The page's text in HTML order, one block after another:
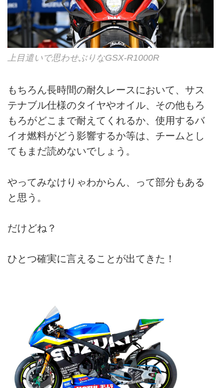
上目遣いで思わせぶりなGSX-R1000R
もちろん長時間の耐久レースにおいて、サス
テナブル仕様のタイヤやオイル、その他もろ
もろがどこまで耐えてくれるか、使用するバ
イオ燃料がどう影響するか等は、チームとし
てもまだ読めないでしょう。
やってみなけりゃわからん、って部分もある
と思う。
だけどね？
ひとつ確実に言えることが出てきた！